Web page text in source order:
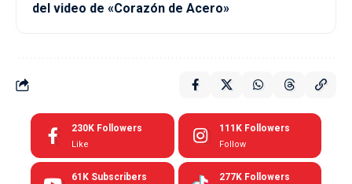
del video de «Corazón de Acero»
230K Followers
Like
111K Followers
Follow
61K Subscribers 277K Followers